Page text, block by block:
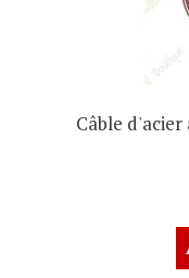
Câble